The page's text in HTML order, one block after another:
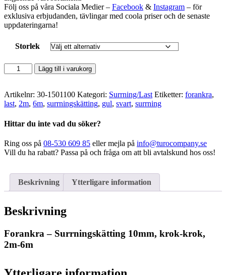
Följ oss på våra Sociala Medier – Facebook & Instagram – för
exklusiva erbjudanden, tävlingar med coola priser och de senaste
uppdateringarna!
Storlek
Forankra
-
10mm,
krok-
2m-
mängd
Lägg till i varukorg
Artikelnr: 30-1501100 Kategori: Surrning/Last Etiketter: forankra,
last, 2m, 6m, surrningskätting, gul, svart, surrning
Hittar du inte vad du söker?
Ring oss på 08-530 609 85 eller mejla på info@turocompany.se
Vill du ha rabatt? Passa på och fråga om att bli avtalskund hos oss!
Beskrivning Ytterligare information
Beskrivning
Forankra – Surrningskätting 10mm, krok-krok,
2m-6m